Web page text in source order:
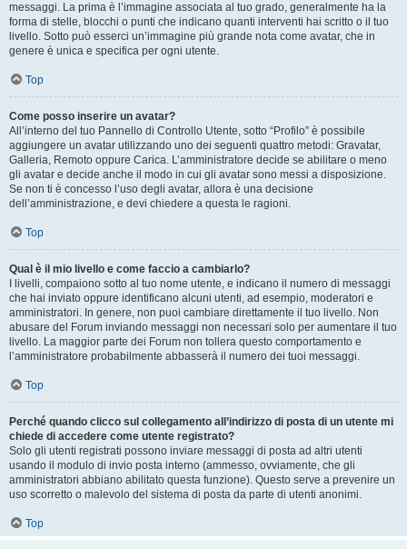
messaggi. La prima è l’immagine associata al tuo grado, generalmente ha la
forma di stelle, blocchi o punti che indicano quanti interventi hai scritto o il tuo
livello. Sotto può esserci un’immagine più grande nota come avatar, che in
genere è unica e specifica per ogni utente.
Top
Come posso inserire un avatar?
All’interno del tuo Pannello di Controllo Utente, sotto “Profilo” è possibile
aggiungere un avatar utilizzando uno dei seguenti quattro metodi: Gravatar,
Galleria, Remoto oppure Carica. L’amministratore decide se abilitare o meno
gli avatar e decide anche il modo in cui gli avatar sono messi a disposizione.
Se non ti è concesso l’uso degli avatar, allora è una decisione
dell’amministrazione, e devi chiedere a questa le ragioni.
Top
Qual è il mio livello e come faccio a cambiarlo?
I livelli, compaiono sotto al tuo nome utente, e indicano il numero di messaggi
che hai inviato oppure identificano alcuni utenti, ad esempio, moderatori e
amministratori. In genere, non puoi cambiare direttamente il tuo livello. Non
abusare del Forum inviando messaggi non necessari solo per aumentare il tuo
livello. La maggior parte dei Forum non tollera questo comportamento e
l’amministratore probabilmente abbasserà il numero dei tuoi messaggi.
Top
Perché quando clicco sul collegamento all’indirizzo di posta di un utente mi
chiede di accedere come utente registrato?
Solo gli utenti registrati possono inviare messaggi di posta ad altri utenti
usando il modulo di invio posta interno (ammesso, ovviamente, che gli
amministratori abbiano abilitato questa funzione). Questo serve a prevenire un
uso scorretto o malevolo del sistema di posta da parte di utenti anonimi.
Top